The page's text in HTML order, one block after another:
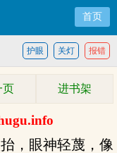
首页
报错
关灯
护眼
页 进书架
，眼神轻蔑，像